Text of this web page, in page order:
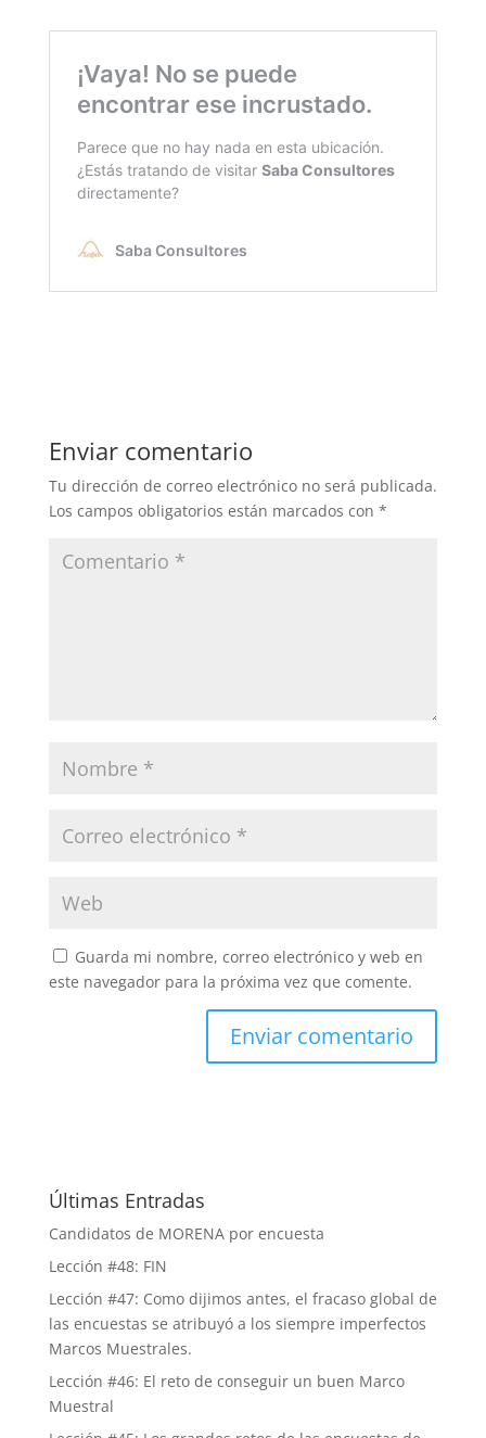
Enviar comentario
Tu dirección de correo electrónico no será publicada.
Los campos obligatorios están marcados con *
Guarda mi nombre, correo electrónico y web en
este navegador para la próxima vez que comente.
Últimas Entradas
Candidatos de MORENA por encuesta
Lección #48: FIN
Lección #47: Como dijimos antes, el fracaso global de
las encuestas se atribuyó a los siempre imperfectos
Marcos Muestrales.
Lección #46: El reto de conseguir un buen Marco
Muestral